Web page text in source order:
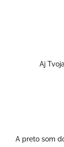
Aj Tvoja
A preto som